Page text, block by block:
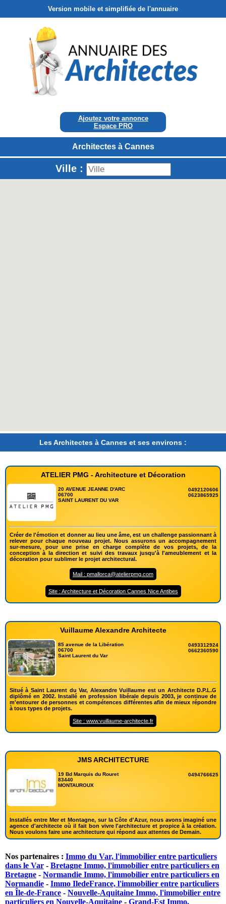
Version mobile et simplifiée de l'annuaire
Ajoutez votre annonce
Espace PRO
Architectes à Cannes
Ville :
Les Architectes à Cannes et ses environs :
ATELIER PMG - Architecture et Décoration
20 AVENUE JEANNE D'ARC
06700
SAINT LAURENT DU VAR
0492120606
0623865925
Créer de l'émotion et donner au lieu une âme, est un challenge passionnant à
relever pour chaque nouveau projet. Nous assurons un accompagnement
sur-mesure, pour une prise en charge complète de vos projets, de la
conception à la direction et suivi des travaux jusqu'à l'ameublement et la
décoration pour sublimer le projet architectural.
Mail : pmallorca@atelierpmg.com
Site : Architecture et Décoration Cannes Nice Antibes
Vuillaume Alexandre Architecte
85 avenue de la Libération
06700
Saint Laurent du Var
0493312924
0662360590
Situé à Saint Laurent du Var, Alexandre Vuillaume est un Architecte D.P.L.G
diplômé en 2002. Installé en profession libérale depuis 2003, je continue de
m'entourer de personnes et compétences différentes afin de mieux répondre
à tous types de projets.
Site : www.vuillaume-architecte.fr
JMS ARCHITECTURE
19 Bd Marquis du Rouret
83440
MONTAUROUX
0494766625
Installés entre Mer et Montagne, sur la Côte d'Azur, nous avons imaginé une
agence d'architecte où il fait bon vivre l'architecture et propice à la création.
Nous voulons faire une architecture qui répond aux attentes de Demain.
Nos partenaires : Immo du Var, l'immobilier entre particuliers
dans le Var - Bretagne Immo, l'immobilier entre particuliers en
Bretagne - Normandie Immo, l'immobilier entre particuliers en
Normandie - Immo IledeFrance, l'immobilier entre particuliers
en Île-de-France - Nouvelle-Aquitaine Immo, l'immobilier entre
particuliers en Nouvelle-Aquitaine - Grand-Est Immo,